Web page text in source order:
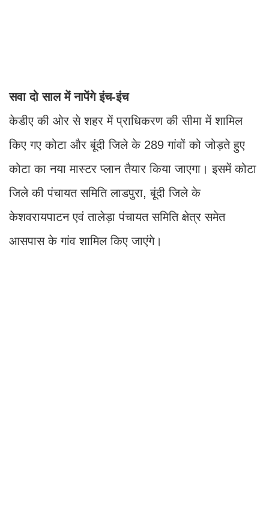
सवा दो साल में नापेंगे इंच-इंच
केडीए की ओर से शहर में प्राधिकरण की सीमा में शामिल
किए गए कोटा और बूंदी जिले के 289 गांवों को जोड़ते हुए
कोटा का नया मास्टर प्लान तैयार किया जाएगा। इसमें कोटा
जिले की पंचायत समिति लाडपुरा, बूंदी जिले के
केशवरायपाटन एवं तालेड़ा पंचायत समिति क्षेत्र समेत
आसपास के गांव शामिल किए जाएंगे।